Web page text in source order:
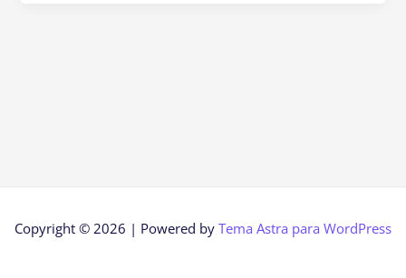
Copyright © 2026 | Powered by Tema Astra para WordPress